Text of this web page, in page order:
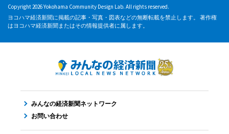
Copyright 2026 Yokohama Community Design Lab. All rights reserved.
ヨコハマ経済新聞に掲載の記事・写真・図表などの無断転載を禁止します。 著作権
はヨコハマ経済新聞またはその情報提供者に属します。
みんなの経済新聞ネットワーク
お問い合わせ